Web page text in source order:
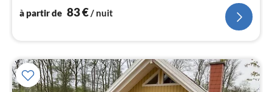
à partir de 83€/ nuit